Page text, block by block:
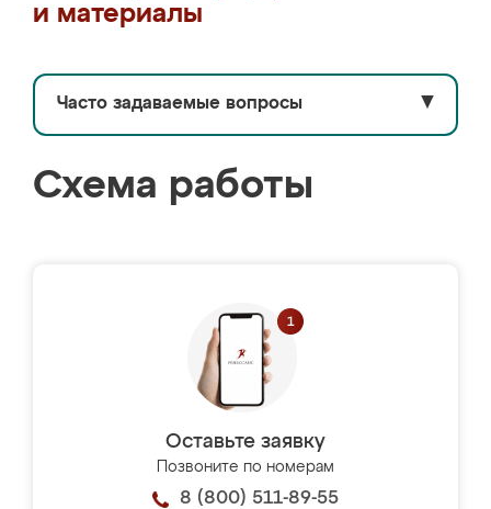
и материалы
Часто задаваемые вопросы ▼
Схема работы
Оставьте заявку
Позвоните по номерам
8 (800) 511-89-55